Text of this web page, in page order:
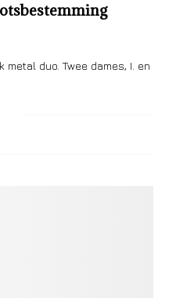
duo. Twee dames, I. en